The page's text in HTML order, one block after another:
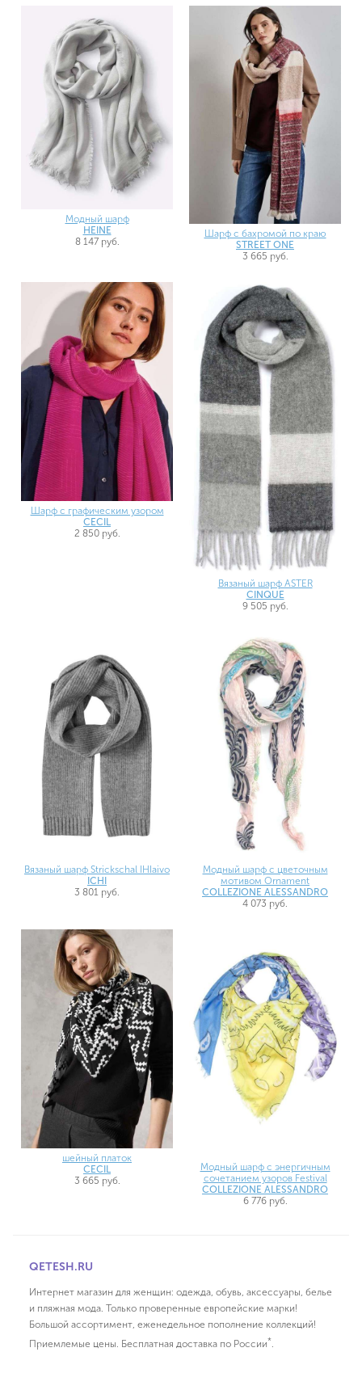
Модный шарф
HEINE
8 147 руб.
Шарф с бахромой по краю
STREET ONE
3 665 руб.
Шарф с графическим узором
CECIL
2 850 руб.
Вязаный шарф ASTER
CINQUE
9 505 руб.
Вязаный шарф Strickschal IHIaivo
ICHI
3 801 руб.
Модный шарф с цветочным
мотивом Ornament
COLLEZIONE ALESSANDRO
4 073 руб.
шейный платок
CECIL
3 665 руб.
Модный шарф с энергичным
сочетанием узоров Festival
COLLEZIONE ALESSANDRO
6 776 руб.
QETESH.RU
Интернет магазин для женщин: одежда, обувь, аксессуары, белье
и пляжная мода. Только проверенные европейские марки!
Большой ассортимент, еженедельное пополнение коллекций!
Приемлемые цены. Бесплатная доставка по России*.